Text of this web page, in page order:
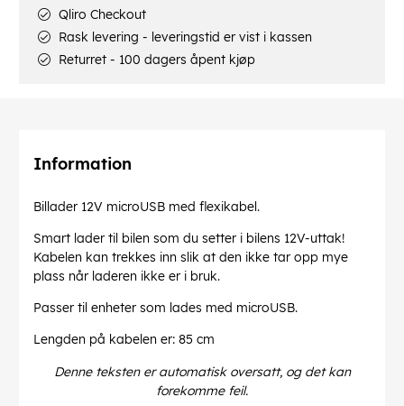
Qliro Checkout
Rask levering - leveringstid er vist i kassen
Returret - 100 dagers åpent kjøp
Information
Billader 12V microUSB med flexikabel.
Smart lader til bilen som du setter i bilens 12V-uttak!
Kabelen kan trekkes inn slik at den ikke tar opp mye
plass når laderen ikke er i bruk.
Passer til enheter som lades med microUSB.
Lengden på kabelen er: 85 cm
Denne teksten er automatisk oversatt, og det kan
forekomme feil.